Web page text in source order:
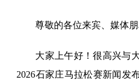
尊敬的各位来宾、媒体朋
大家上午好！很高兴与
2026石家庄马拉松赛新闻发